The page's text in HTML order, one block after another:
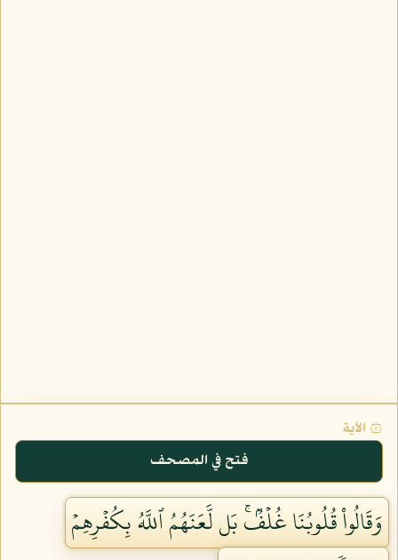
۞ الآية
فتح في المصحف
وَقَالُواْ قُلُوبُنَا غُلۡفُۢۚ بَل لَّعَنَهُمُ ٱللَّهُ بِكُفۡرِهِمۡ